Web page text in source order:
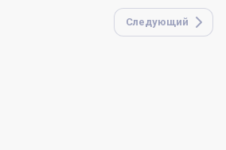
Следующий